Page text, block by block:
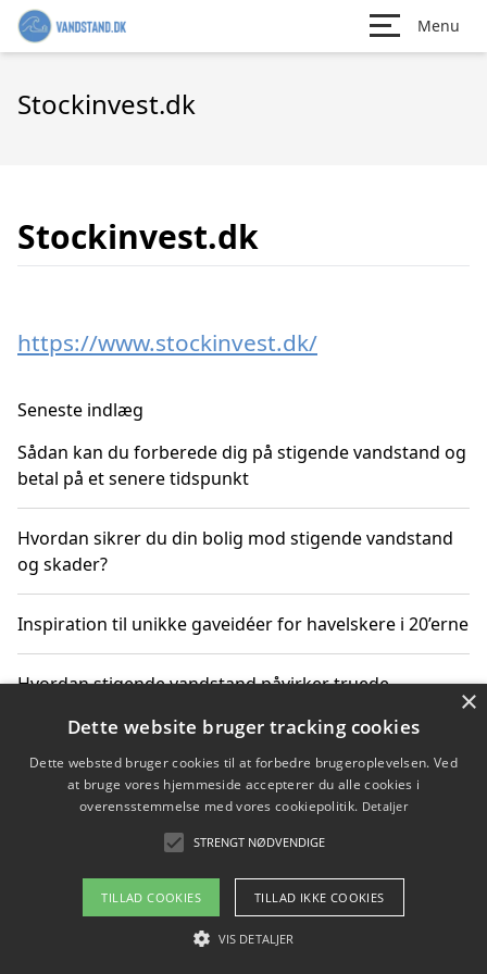
Menu
Stockinvest.dk
Stockinvest.dk
https://www.stockinvest.dk/
Seneste indlæg
Sådan kan du forberede dig på stigende vandstand og
betal på et senere tidspunkt
Hvordan sikrer du din bolig mod stigende vandstand
og skader?
Inspiration til unikke gaveidéer for havelskere i 20’erne
Hvordan stigende vandstand påvirker truede
Sådan vælger du de bedste vandrerygsække til
vandreture i Danmark
Copyright 2026 - Pilanto Aps
Om / kontakt
×
Dette website bruger tracking cookies
Dette websted bruger cookies til at forbedre brugeroplevelsen. Ved
at bruge vores hjemmeside accepterer du alle cookies i
overensstemmelse med vores cookiepolitik. Detaljer
STRENGT NØDVENDIGE
TILLAD COOKIES TILLAD IKKE COOKIES
VIS DETALJER